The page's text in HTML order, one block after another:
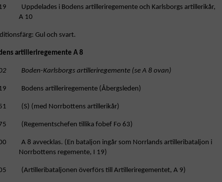
Uppdelades i Bodens artilleriregemente och Karlsborgs artillerikår,
A 10
Gul och svart.
artilleriregemente A 8
Boden-Karlsborgs artilleriregemente (se A 8 ovan)
Bodens artilleriregemente (Åbergsleden)
(S) (med Norrbottens artillerikår)
(Regementschefen tillika fobef Fo 63)
A 8 avvecklas. (En bataljon ingår som Norrlands artilleribataljon i
Norrbottens regemente, I 19)
(Artilleribataljonen överförs till Artilleriregementet, A 9)